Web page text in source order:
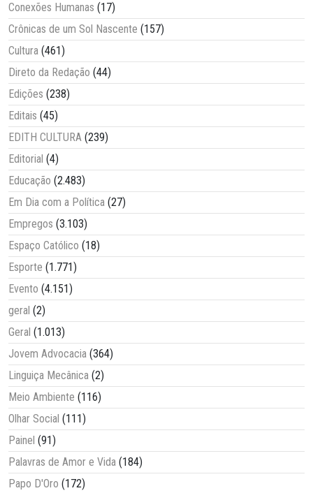
Conexões Humanas (17)
Crônicas de um Sol Nascente (157)
Cultura (461)
Direto da Redação (44)
Edições (238)
Editais (45)
EDITH CULTURA (239)
Editorial (4)
Educação (2.483)
Em Dia com a Política (27)
Empregos (3.103)
Espaço Católico (18)
Esporte (1.771)
Evento (4.151)
geral (2)
Geral (1.013)
Jovem Advocacia (364)
Linguiça Mecânica (2)
Meio Ambiente (116)
Olhar Social (111)
Painel (91)
Palavras de Amor e Vida (184)
Papo D'Oro (172)